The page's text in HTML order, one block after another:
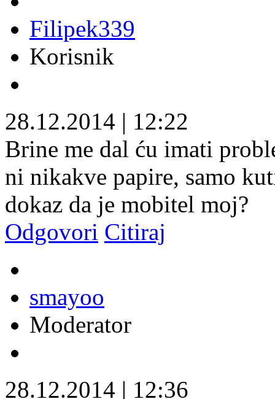
Filipek339
Korisnik
28.12.2014 | 12:22
Brine me dal ću imati
ni nikakve papire, samo
dokaz da je mobitel moj?
Odgovori Citiraj
smayoo
Moderator
28.12.2014 | 12:36